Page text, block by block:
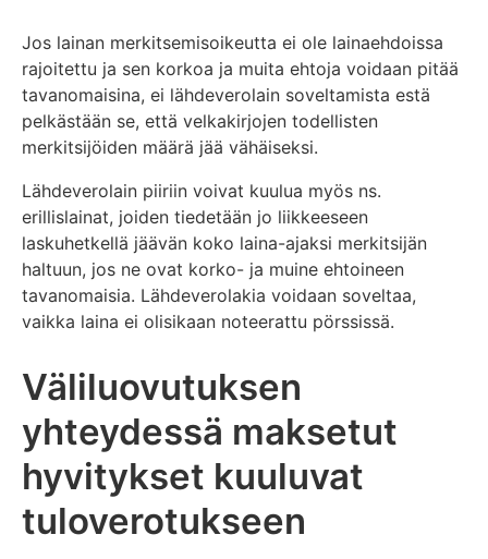
Jos lainan merkitsemisoikeutta ei ole lainaehdoissa
rajoitettu ja sen korkoa ja muita ehtoja voidaan pitää
tavanomaisina, ei lähdeverolain soveltamista estä
pelkästään se, että velkakirjojen todellisten
merkitsijöiden määrä jää vähäiseksi.
Lähdeverolain piiriin voivat kuulua myös ns.
erillislainat, joiden tiedetään jo liikkeeseen
laskuhetkellä jäävän koko laina-ajaksi merkitsijän
haltuun, jos ne ovat korko- ja muine ehtoineen
tavanomaisia. Lähdeverolakia voidaan soveltaa,
vaikka laina ei olisikaan noteerattu pörssissä.
Väliluovutuksen
yhteydessä maksetut
hyvitykset kuuluvat
tuloverotukseen